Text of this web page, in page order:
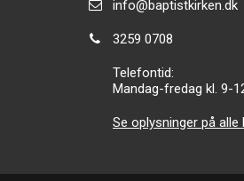
Send
info@baptistkirken.dk
Tlf.:
3259 0708
Telefontid:
Mandag-fredag kl. 9-
Se oplysninger på alle